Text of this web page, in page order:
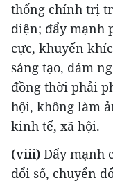
thống chính trị
diện; đẩy mạnh
cực, khuyến
sáng tạo, dám
đồng thời phải
hội, không làm
kinh tế, xã hội.
(viii) Đẩy mạnh
đổi số, chuyển